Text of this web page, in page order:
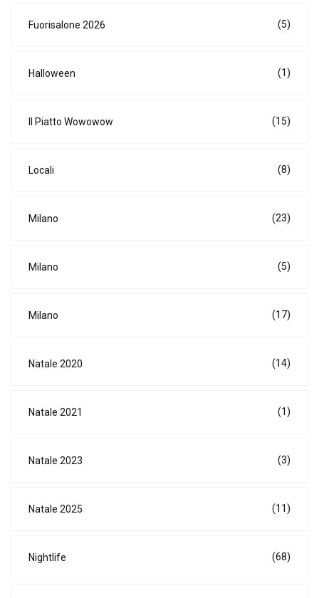
Fuorisalone 2026 (5)
Halloween (1)
Il Piatto Wowowow (15)
Locali (8)
Milano (23)
Milano (5)
Milano (17)
Natale 2020 (14)
Natale 2021 (1)
Natale 2023 (3)
Natale 2025 (11)
Nightlife (68)